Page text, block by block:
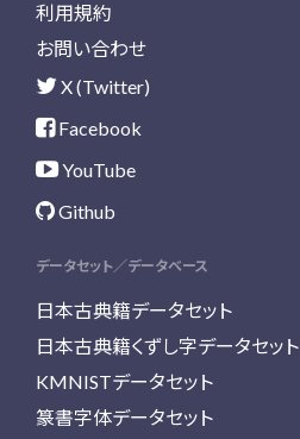
利用規約
お問い合わせ
X (Twitter)
Facebook
YouTube
Github
データセット／データベース
日本古典籍データセット
日本古典籍くずし字データセット
KMNISTデータセット
篆書字体データセット